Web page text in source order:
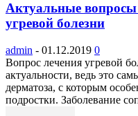
Актуальные
угревой болезни
admin - 01.12.2019 0
Вопрос лечения угревой
актуальности, ведь это
дерматоза, с которым
подростки. Заболевание